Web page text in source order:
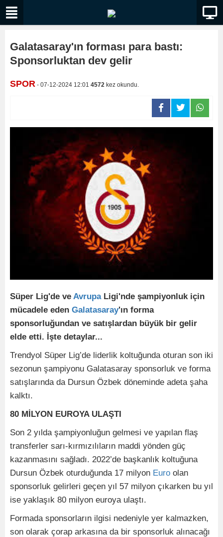
Galatasaray'ın forması para bastı:
Sponsorluktan dev gelir
SPOR - 07-12-2024 12:01 4572 kez okundu.
Süper Lig'de ve AvrupaLigi'nde şampiyonluk için
mücadele eden Galatasaray'ın forma
sponsorluğundan ve satışlardan büyük bir gelir
elde etti. İşte detaylar...
Trendyol Süper Lig’de liderlik koltuğunda oturan son iki
sezonun şampiyonu Galatasaray sponsorluk ve forma
satışlarında da Dursun Özbek döneminde adeta şaha
kalktı.
80 MİLYON EUROYA ULAŞTI
Son 2 yılda şampiyonluğun gelmesi ve yapılan flaş
transferler sarı-kırmızılıların maddi yönden güç
kazanmasını sağladı. 2022’de başkanlık koltuğuna
Dursun Özbek oturduğunda 17 milyon Euro olan
sponsorluk gelirleri geçen yıl 57 milyon çıkarken bu yıl
ise yaklaşık 80 milyon euroya ulaştı.
Formada sponsorların ilgisi nedeniyle yer kalmazken,
son olarak çorap arkasına da bir sponsorluk alınacağı